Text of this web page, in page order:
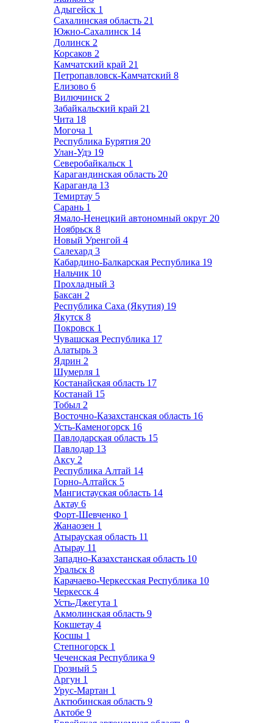
Адыгейск 1
Сахалинская область 21
Южно-Сахалинск 14
Долинск 2
Корсаков 2
Камчатский край 21
Петропавловск-Камчатский 8
Елизово 6
Вилючинск 2
Забайкальский край 21
Чита 18
Могоча 1
Республика Бурятия 20
Улан-Удэ 19
Северобайкальск 1
Карагандинская область 20
Караганда 13
Темиртау 5
Сарань 1
Ямало-Ненецкий автономный округ 20
Ноябрьск 8
Новый Уренгой 4
Салехард 3
Кабардино-Балкарская Республика 19
Нальчик 10
Прохладный 3
Баксан 2
Республика Саха (Якутия) 19
Якутск 8
Покровск 1
Чувашская Республика 17
Алатырь 3
Ядрин 2
Шумерля 1
Костанайская область 17
Костанай 15
Тобыл 2
Восточно-Казахстанская область 16
Усть-Каменогорск 16
Павлодарская область 15
Павлодар 13
Аксу 2
Республика Алтай 14
Горно-Алтайск 5
Мангистауская область 14
Актау 6
Форт-Шевченко 1
Жанаозен 1
Атырауская область 11
Атырау 11
Западно-Казахстанская область 10
Уральск 8
Карачаево-Черкесская Республика 10
Черкесск 4
Усть-Джегута 1
Акмолинская область 9
Кокшетау 4
Косшы 1
Степногорск 1
Чеченская Республика 9
Грозный 5
Аргун 1
Урус-Мартан 1
Актюбинская область 9
Актобе 9